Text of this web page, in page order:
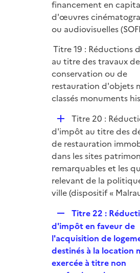
p
l
i
r
financement en
d'œuvres
ou audiovisuelles
Titre 19 : Réductions
au titre des travaux de
conservation ou de
restauration d'objets
classés monuments
D
é
p
l
i
e
r
Titre 20 :
d'impôt au titre des
de restauration
dans les sites
remarquables et les
relevant de la
ville (dispositif «
e
p
l
i
Titre 22 :
d'impôt en faveur de
l'acquisition de
destinés à la location
exercée à titre non